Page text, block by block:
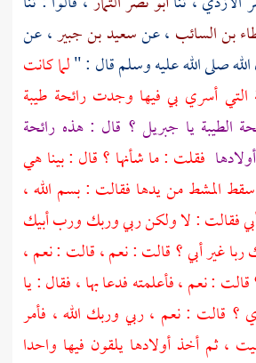
بن السائب ، عنسعيد بن جبير، عن
صلى الله عليه وسلم قال : "لما كانت
التي أسري بي فيها وجدت رائحة طيبة
الطيبة يا جبريل ؟ قال : هذه رائحة
فقلت : ما شأنها ؟ قال : بينا هي
المشط من يدها فقالت : بسم الله ،
فقالت : لا ولكن ربي وربك ورب أبيك
ربا غير أبي ؟ قالت : نعم ، قالت : نعم ،
: نعم ، فأعلمته فدعا بها ، فقال : يا
؟ قالت : نعم ، ربي وربك الله ، فأمر
، ثم أخذ أولادها يلقون فيها واحدا